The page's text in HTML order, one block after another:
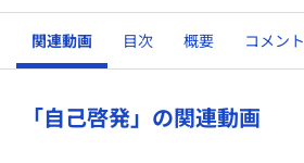
関連動画 目次 概要 コメント
「自己啓発」の関連動画